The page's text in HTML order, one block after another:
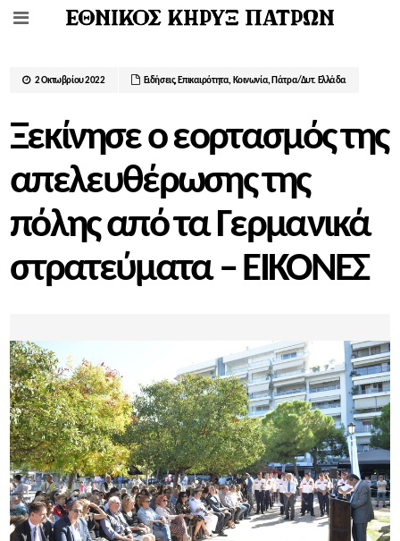
2 Οκτωβρίου 2022 Ειδήσεις, Επικαιρότητα, Κοινωνία, Πάτρα/Δυτ. Ελλάδα
Ξεκίνησε ο εορτασμός της
απελευθέρωσης της
πόλης από τα Γερμανικά
στρατεύματα – ΕΙΚΟΝΕΣ